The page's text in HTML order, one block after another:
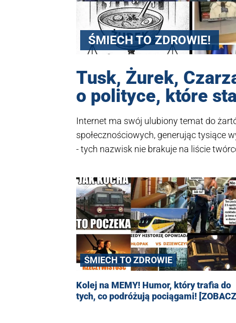
ŚMIECH TO ZDROWIE!
Tusk, Żurek,
o polityce, które
Internet ma swój ulubiony temat do
społecznościowych, generując tysiące
- tych nazwisk nie brakuje na liście
ŚMIECH TO ZDROWIE
Kolej na MEMY! Humor, który trafia do
tych, co podróżują pociągami!